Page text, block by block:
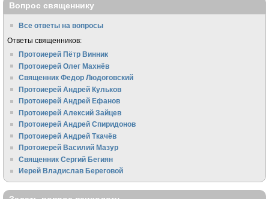
Вопрос священнику
Все ответы на вопросы
Ответы священников:
Протоиерей Пётр Винник
Протоиерей Олег Махнёв
Священник Федор Людоговский
Протоиерей Андрей Кульков
Протоиерей Андрей Ефанов
Протоиерей Алексий Зайцев
Протоиерей Андрей Спиридонов
Протоиерей Андрей Ткачёв
Протоиерей Василий Мазур
Священник Сергий Бегиян
Иерей Владислав Береговой